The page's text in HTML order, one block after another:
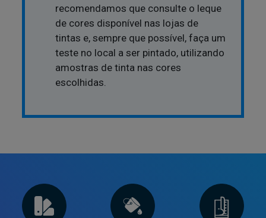
recomendamos que consulte o leque
de cores disponível nas lojas de
tintas e, sempre que possível, faça um
teste no local a ser pintado, utilizando
amostras de tinta nas cores
escolhidas.